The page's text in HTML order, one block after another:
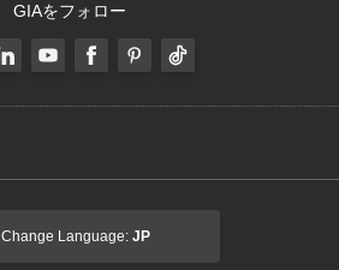
GIAをフォロー
Change Language: JP